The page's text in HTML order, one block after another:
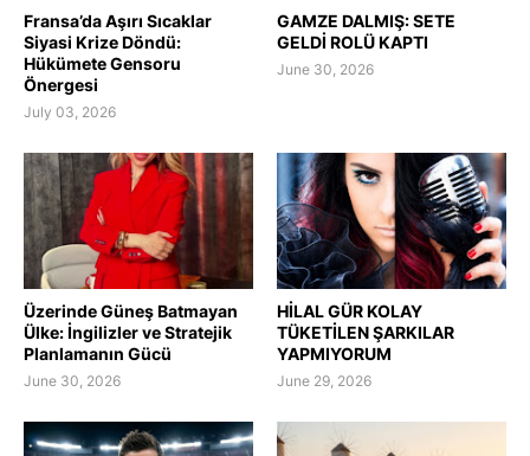
Fransa’da Aşırı Sıcaklar
Siyasi Krize Döndü:
Hükümete Gensoru
Önergesi
July 03, 2026
GAMZE DALMIŞ: SETE
GELDİ ROLÜ KAPTI
June 30, 2026
Üzerinde Güneş Batmayan
Ülke: İngilizler ve Stratejik
Planlamanın Gücü
June 30, 2026
HİLAL GÜR KOLAY
TÜKETİLEN ŞARKILAR
YAPMIYORUM
June 29, 2026